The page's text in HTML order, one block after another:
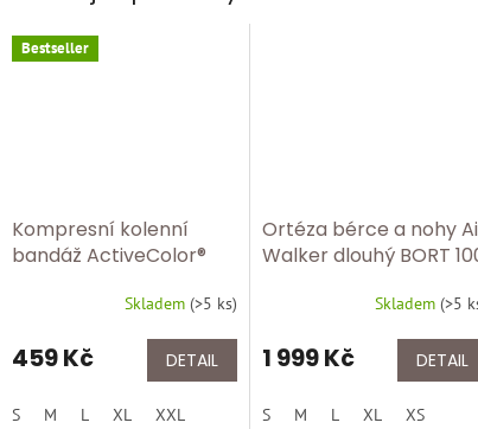
Bestseller
Kompresní kolenní
bandáž ActiveColor®
Skladem (>5 ks)
459 Kč DETAIL
S M L XL XXL
Ortéza bérce a nohy
Walker dlouhý BORT
Skladem (>5
1 999 Kč DETAIL
S M L XL XS